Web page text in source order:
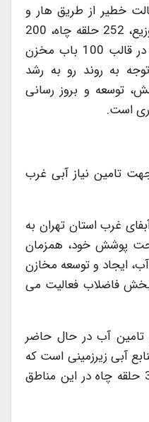
خطیر از طریق هار و
600 کیلومتر شبکه انتقال و توزیع، 252 حلقه چاه، 200
هزار متر مکعب مخزن ذخیره در قالب 100 باب مخزن
به روند رو به رشد
توسعه و بروز رسانی
است.
سال جهت تامین نیاز آبی غرب
غرب استان تهران به
پوشش خود، همزمان
ایجاد و توسعه مخازن
فاضلاب فعالیت می
آب در حال حاضر
آبی زیرزمینی است که
در این راستا سالانه حداقل 30 حلقه چاه در این مناطق